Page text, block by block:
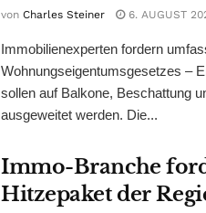
von Charles Steiner 6. AUGUST
Immobilienexperten fordern
Wohnungseigentumsgesetzes –
sollen auf Balkone, Beschattung
ausgeweitet werden. Die...
Immo-Branche
Hitzepaket der